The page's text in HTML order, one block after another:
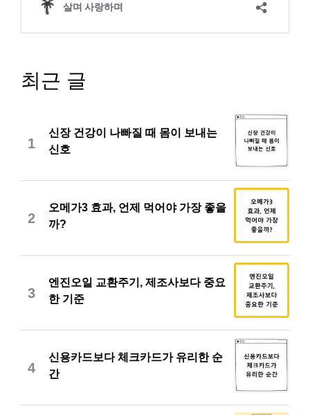
최근 글
1
신장 건강이 나빠질 때 몸이 보내는
신호
2
오메가3 효과, 언제 먹어야 가장 좋을
까?
3
엔진오일 교환주기, 제조사보다 중요
한 기준
4
신용카드보다 체크카드가 유리한 순
간